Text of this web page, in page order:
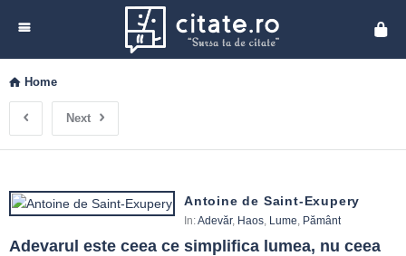
Home
Next
Antoine de Saint-Exupery
In:Adevăr, Haos, Lume, Pământ
Adevarul este ceea ce simplifica lumea, nu ceea